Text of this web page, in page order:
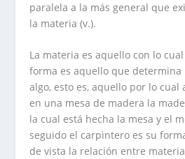
paralela a la más general que
la materia (v.).
La materia es aquello con lo
forma es aquello que
algo, esto es, aquello por lo cual
en una mesa de madera la
la cual está hecha la mesa y el
seguido el carpintero es su
de vista la relación entre